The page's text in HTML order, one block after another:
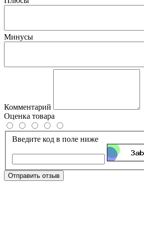
Минусы
Комментарий
Оценка товара
Введите код в поле ниже
Отправить отзыв